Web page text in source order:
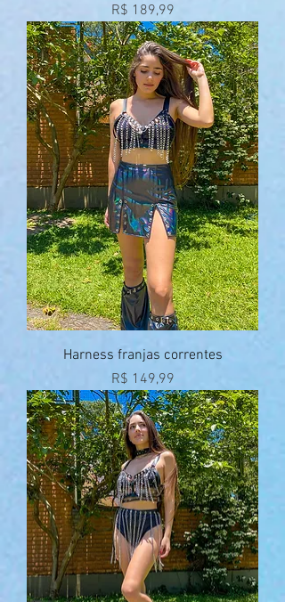
Preço
R$ 189,99
Harness franjas correntes
Preço
R$ 149,99